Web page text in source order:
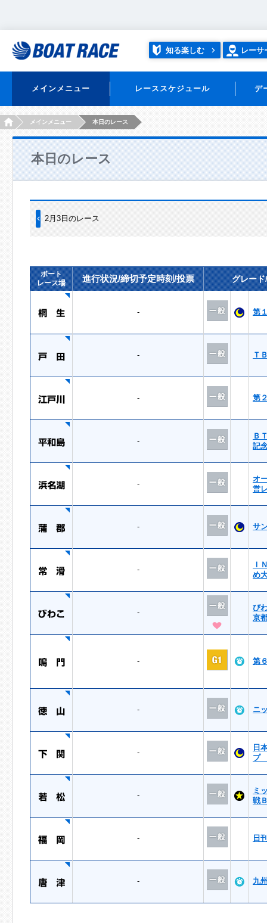
知る楽しむ レーサ
メインメニュー レーススケジュール デ
HOMEメインメニュー 本日のレース
本日のレース
2月3日のレース
ボート
レース場
進行状況/締切予定時刻/投票 グレー
- 第
- Ｔ
- 第
-
Ｂ
記
-
オ
営
- サ
-
Ｉ
め
-
び
京
- 第
- ニ
-
日
プ
-
ミ
戦
- 日
- 九